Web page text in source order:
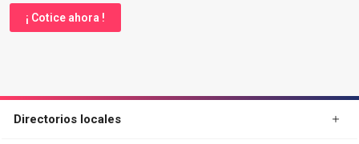
¡ Cotice ahora !
Directorios locales